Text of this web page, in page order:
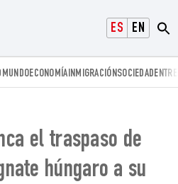
ESPAÑOLENGLISH
MUNDOECONOMÍAINMIGRACIÓNSOCIEDAD
el traspaso de
húngaro a su